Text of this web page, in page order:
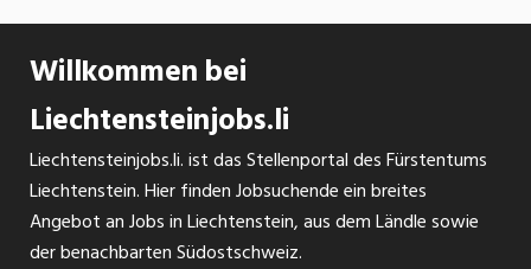
Willkommen bei
Liechtensteinjobs.li
Liechtensteinjobs.li. ist das Stellenportal des Fürstentums
Liechtenstein. Hier finden Jobsuchende ein breites
Angebot an Jobs in Liechtenstein, aus dem Ländle sowie
der benachbarten Südostschweiz.